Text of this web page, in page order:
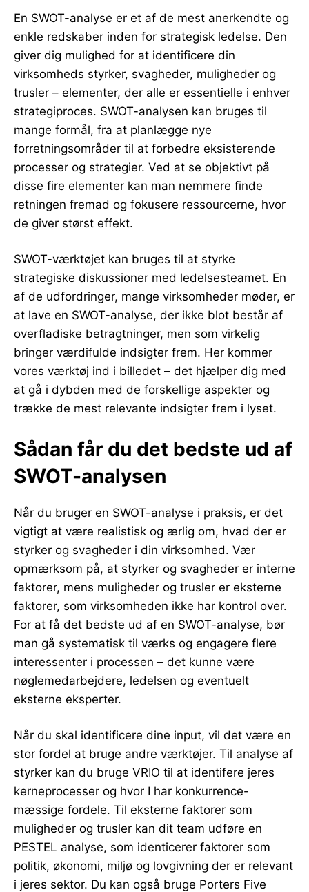
En SWOT-analyse er et af de mest anerkendte og
enkle redskaber inden for strategisk ledelse. Den
giver dig mulighed for at identificere din
virksomheds styrker, svagheder, muligheder og
trusler – elementer, der alle er essentielle i enhver
strategiproces. SWOT-analysen kan bruges til
mange formål, fra at planlægge nye
forretningsområder til at forbedre eksisterende
processer og strategier. Ved at se objektivt på
disse fire elementer kan man nemmere finde
retningen fremad og fokusere ressourcerne, hvor
de giver størst effekt.
SWOT-værktøjet kan bruges til at styrke
strategiske diskussioner med ledelsesteamet. En
af de udfordringer, mange virksomheder møder, er
at lave en SWOT-analyse, der ikke blot består af
overfladiske betragtninger, men som virkelig
bringer værdifulde indsigter frem. Her kommer
vores værktøj ind i billedet – det hjælper dig med
at gå i dybden med de forskellige aspekter og
trække de mest relevante indsigter frem i lyset.
Sådan får du det bedste ud af
SWOT-analysen
Når du bruger en SWOT-analyse i praksis, er det
vigtigt at være realistisk og ærlig om, hvad der er
styrker og svagheder i din virksomhed. Vær
opmærksom på, at styrker og svagheder er interne
faktorer, mens muligheder og trusler er eksterne
faktorer, som virksomheden ikke har kontrol over.
For at få det bedste ud af en SWOT-analyse, bør
man gå systematisk til værks og engagere flere
interessenter i processen – det kunne være
nøglemedarbejdere, ledelsen og eventuelt
eksterne eksperter.
Når du skal identificere dine input, vil det være en
stor fordel at bruge andre værktøjer. Til analyse af
styrker kan du bruge VRIO til at identifere jeres
kerneprocesser og hvor I har konkurrence-
mæssige fordele. Til eksterne faktorer som
muligheder og trusler kan dit team udføre en
PESTEL analyse, som identicerer faktorer som
politik, økonomi, miljø og lovgivning der er relevant
i jeres sektor. Du kan også bruge Porters Five